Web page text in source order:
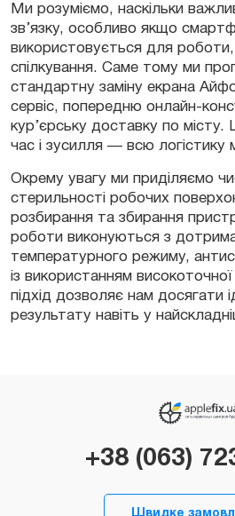
Ми розуміємо, наскільки
зв’язку, особливо якщо
використовується для
спілкування. Саме тому ми
стандартну заміну екрана
сервіс, попередню онлайн-
кур’єрську доставку по
час і зусилля — всю логістику
Окрему увагу ми приділяємо
стерильності робочих
розбирання та збирання
роботи виконуються з
температурного режиму,
із використанням високоточної
підхід дозволяє нам досягати
результату навіть у
+38 (063)